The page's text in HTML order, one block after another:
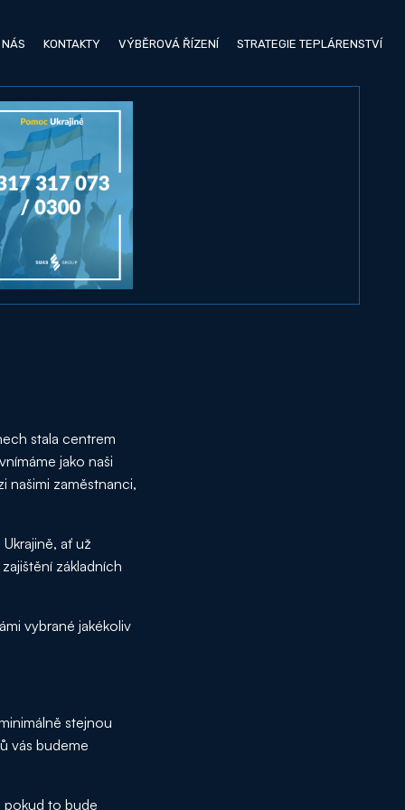
NÁS KONTAKTY VÝBĚROVÁ ŘÍZENÍ STRATEGIE TEPLÁRENSTVÍ
stala centrem
jako naši
našimi zaměstnanci,
ať už
základních
vybrané jakékoliv
stejnou
vás budeme
pokud to bude